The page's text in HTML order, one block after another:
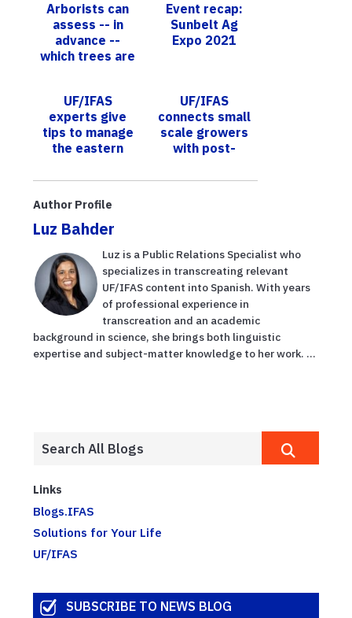
Arborists can
assess -- in
advance --
which trees are
hurricane
Event recap:
Sunbelt Ag
Expo 2021
UF/IFAS
experts give
tips to manage
the eastern
grasshopper,
damage plants,
citrus ...
UF/IFAS
connects small
scale growers
with post-
marketing
Author Profile
Luz Bahder
Luz is a Public Relations Specialist who
specializes in transcreating relevant
UF/IFAS content into Spanish. With years
of professional experience in
transcreation and an academic
background in science, she brings both linguistic
expertise and subject-matter knowledge to her work. ...
Links
Blogs.IFAS
Solutions for Your Life
UF/IFAS
SUBSCRIBE TO NEWS BLOG